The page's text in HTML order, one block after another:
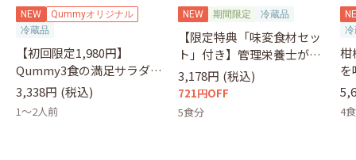
NEW
Qummyオリジナル
冷蔵品
【初回限定1,980円】
Qummy3食の満足サラダセ
ット（クーポンコード：
otameshi）
3,338円 (税込)
1～2人前
NEW 期間限定 冷蔵品
【限定特典「味変食材セッ
ト」付き】管理栄養士が選
ぶサラダ
3,178円 (税込)
721円OFF
5食分
柑
を
&
4